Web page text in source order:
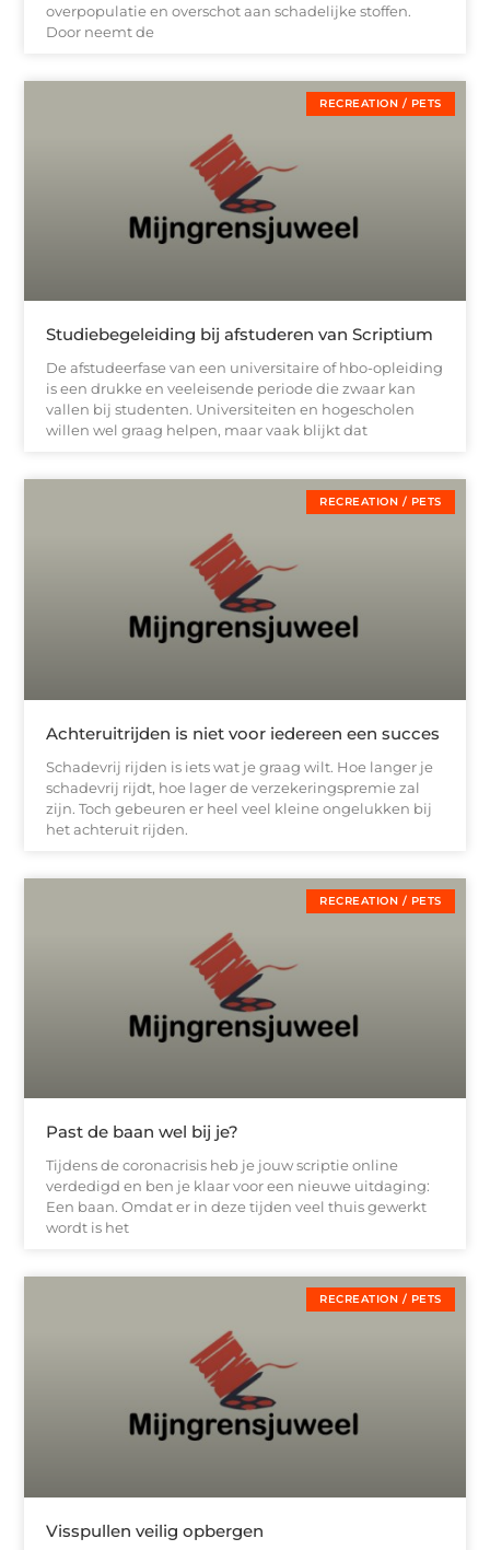
overpopulatie en overschot aan schadelijke stoffen.
Door neemt de
RECREATION / PETS
Studiebegeleiding bij afstuderen van Scriptium
De afstudeerfase van een universitaire of hbo-opleiding
is een drukke en veeleisende periode die zwaar kan
vallen bij studenten. Universiteiten en hogescholen
willen wel graag helpen, maar vaak blijkt dat
RECREATION / PETS
Achteruitrijden is niet voor iedereen een succes
Schadevrij rijden is iets wat je graag wilt. Hoe langer je
schadevrij rijdt, hoe lager de verzekeringspremie zal
zijn. Toch gebeuren er heel veel kleine ongelukken bij
het achteruit rijden.
RECREATION / PETS
Past de baan wel bij je?
Tijdens de coronacrisis heb je jouw scriptie online
verdedigd en ben je klaar voor een nieuwe uitdaging:
Een baan. Omdat er in deze tijden veel thuis gewerkt
wordt is het
RECREATION / PETS
Visspullen veilig opbergen